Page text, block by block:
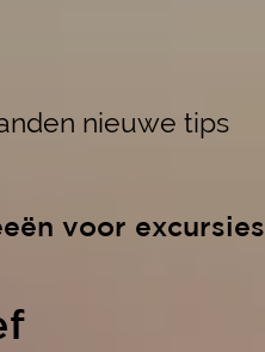
nieuwe tips
voor excursies